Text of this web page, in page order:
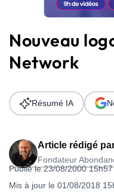
Solutions
Ressources
Audit SEO
Nouveau
Network
Article rédigé
Fondateur
Publié le 23/08/2000 15h57
Mis à jour le 01/08/2018
Résumé IA